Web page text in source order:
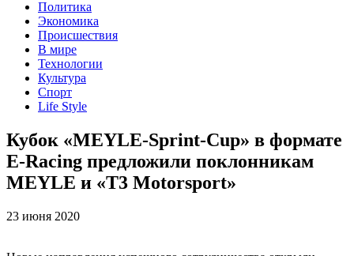
Политика
Экономика
Происшествия
В мире
Технологии
Культура
Спорт
Life Style
Кубок «MEYLE-Sprint-Cup» в формате
E-Racing предложили поклонникам
MEYLE и «T3 Motorsport»
23 июня 2020